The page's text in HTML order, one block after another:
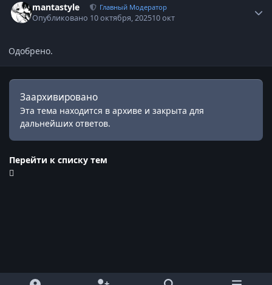
mantastyle Главный Модератор
Опубликовано 10 октября, 202510 окт
Одобрено.
Заархивировано
Эта тема находится в архиве и закрыта для
дальнейших ответов.
Перейти к списку тем